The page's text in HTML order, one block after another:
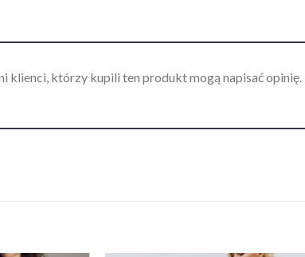
klienci, którzy kupili ten produkt mogą napisać opinię.